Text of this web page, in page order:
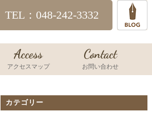
TEL：048-242-3332
Access
アクセスマップ
Contact
お問い合わせ
カテゴリー